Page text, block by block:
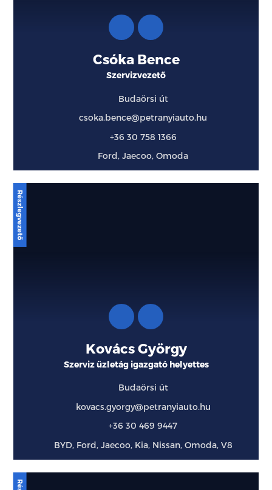
Csóka Bence
Szervizvezető
Budaörsi út
csoka.bence@petranyiauto.hu
+36 30 758 1366
Ford, Jaecoo, Omoda
Kovács György
Szerviz üzletág igazgató helyettes
Budaörsi út
kovacs.gyorgy@petranyiauto.hu
+36 30 469 9447
BYD, Ford, Jaecoo, Kia, Nissan, Omoda, V8